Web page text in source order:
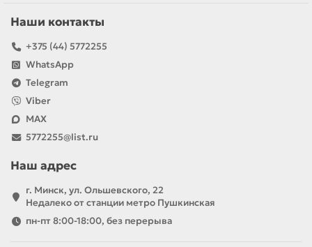
Наши контакты
+375 (44) 5772255
WhatsApp
Telegram
Viber
MAX
5772255@list.ru
Наш адрес
г. Минск, ул. Ольшевского, 22
Недалеко от станции метро Пушкинская
пн-пт 8:00-18:00, без перерыва